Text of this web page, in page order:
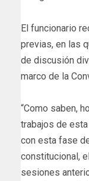
El funcionario
previas, en las
de discusión
marco de la
“Como saben,
trabajos de
con esta fase
constitucional,
sesiones